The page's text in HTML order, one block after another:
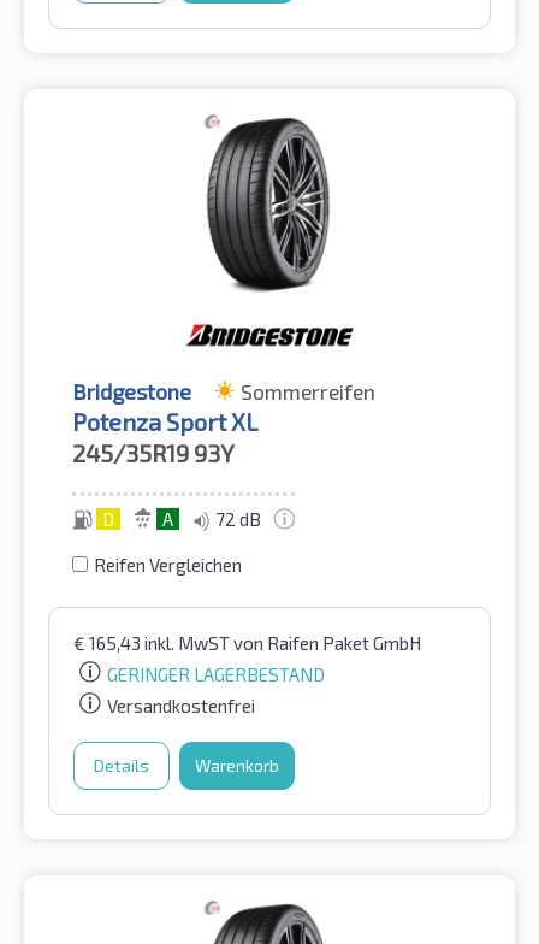
Bridgestone Sommerreifen
Potenza Sport XL
245/35R19 93Y
D A 72 dB
Reifen Vergleichen
€ 165,43 inkl. MwSTvon Raifen Paket GmbH
GERINGER LAGERBESTAND
Versandkostenfrei
Details Warenkorb